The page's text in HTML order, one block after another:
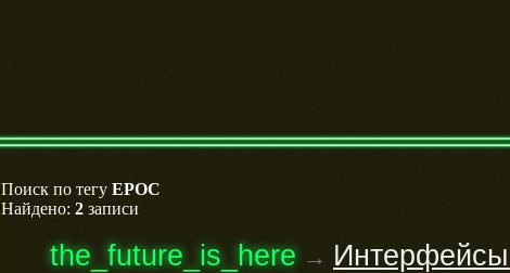
Поиск по тегу EPOC
Найдено: 2 записи
the_future_is_here →